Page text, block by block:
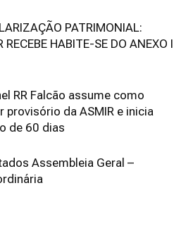
PATRIMONIAL:
RECEBE HABITE-SE DO ANEXO I
RR Falcão assume como
provisório da ASMIR e inicia
de 60 dias
Assembleia Geral –